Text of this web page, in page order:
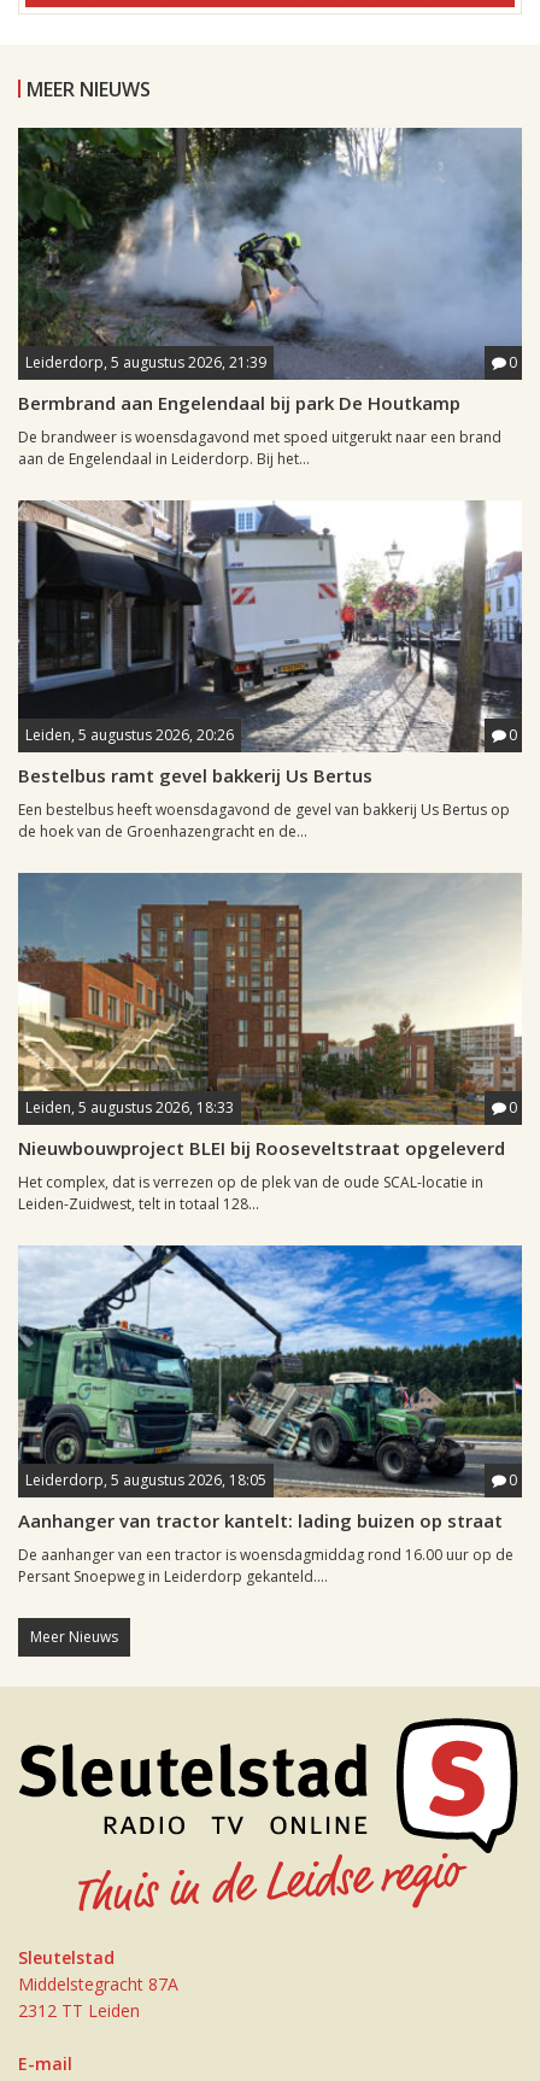
MEER NIEUWS
Leiderdorp, 5 augustus 2026, 21:39 0
Bermbrand aan Engelendaal bij park De Houtkamp
De brandweer is woensdagavond met spoed uitgerukt naar een brand
aan de Engelendaal in Leiderdorp. Bij het...
Leiden, 5 augustus 2026, 20:26 0
Bestelbus ramt gevel bakkerij Us Bertus
Een bestelbus heeft woensdagavond de gevel van bakkerij Us Bertus op
de hoek van de Groenhazengracht en de...
Leiden, 5 augustus 2026, 18:33 0
Nieuwbouwproject BLEI bij Rooseveltstraat opgeleverd
Het complex, dat is verrezen op de plek van de oude SCAL-locatie in
Leiden-Zuidwest, telt in totaal 128...
Leiderdorp, 5 augustus 2026, 18:05 0
Aanhanger van tractor kantelt: lading buizen op straat
De aanhanger van een tractor is woensdagmiddag rond 16.00 uur op de
Persant Snoepweg in Leiderdorp gekanteld....
Meer Nieuws
Sleutelstad
Middelstegracht 87A
2312 TT Leiden
E-mail